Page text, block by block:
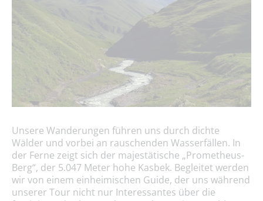
Unsere Wanderungen führen uns durch dichte
Wälder und vorbei an rauschenden Wasserfällen. In
der Ferne zeigt sich der majestätische „Prometheus-
Berg“, der 5.047 Meter hohe Kasbek. Begleitet werden
wir von einem einheimischen Guide, der uns während
unserer Tour nicht nur Interessantes über die